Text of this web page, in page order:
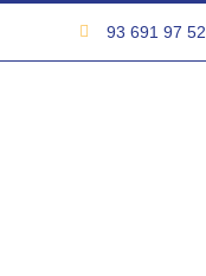
93 691 97 52